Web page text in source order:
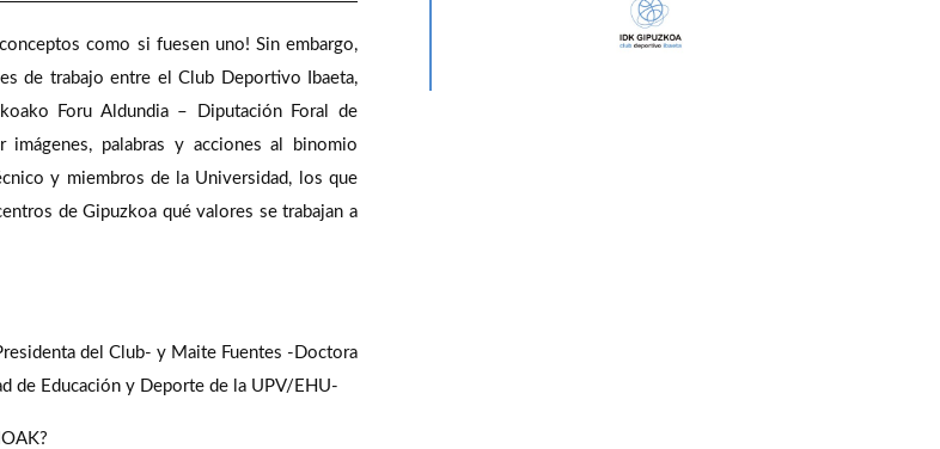
como si fuesen uno! Sin embargo,
de trabajo entre el Club Deportivo Ibaeta,
Foru Aldundia – Diputación Foral de
imágenes, palabras y acciones al binomio
y miembros de la Universidad, los que
de Gipuzkoa qué valores se trabajan a
del Club- y Maite Fuentes -Doctora
de Educación y Deporte de la UPV/EHU-